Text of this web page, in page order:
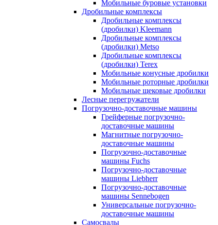
Мобильные буровые установки
Дробильные комплексы
Дробильные комплексы
(дробилки) Kleemann
Дробильные комплексы
(дробилки) Metso
Дробильные комплексы
(дробилки) Terex
Мобильные конусные дробилки
Мобильные роторные дробилки
Мобильные щековые дробилки
Лесные перегружатели
Погрузочно-доставочные машины
Грейферные погрузочно-
доставочные машины
Магнитные погрузочно-
доставочные машины
Погрузочно-доставочные
машины Fuchs
Погрузочно-доставочные
машины Liebherr
Погрузочно-доставочные
машины Sennebogen
Универсальные погрузочно-
доставочные машины
Самосвалы